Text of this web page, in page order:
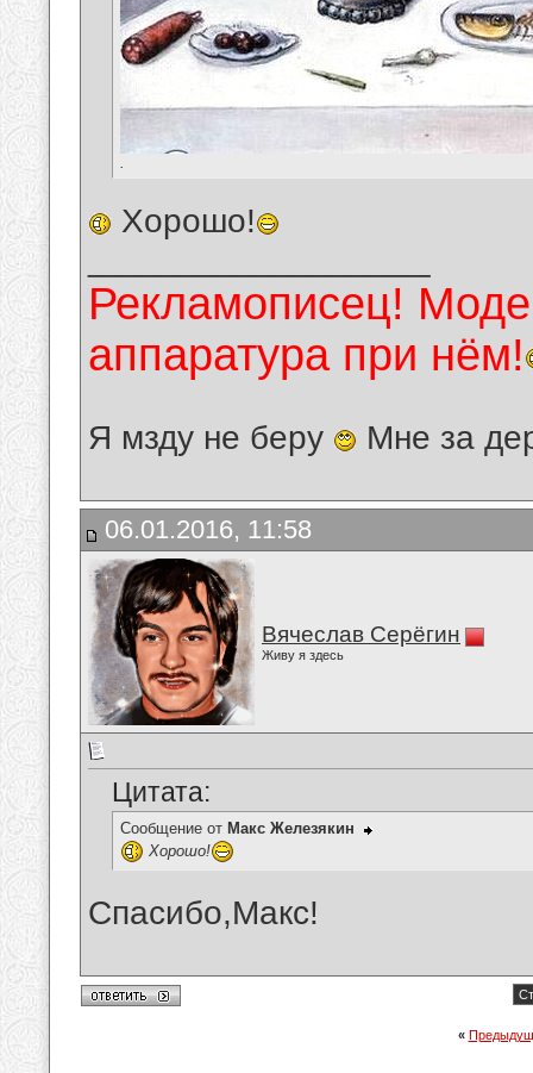
Хорошо!
Рекламописец!
аппаратура при нём!
Я мзду не беру Мне за
06.01.2016, 11:58
Вячеслав Серёгин
Живу я здесь
Цитата:
Сообщение от Макс Железякин
Хорошо!
Спасибо,Макс!
«